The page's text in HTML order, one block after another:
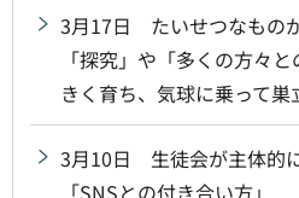
3月17日 たいせつなもの
「探究」や「多くの方々
きく育ち、気球に乗って
3月10日 生徒会が主体的